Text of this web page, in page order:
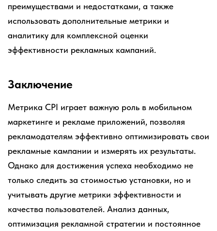
преимуществами и недостатками, а также
использовать дополнительные метрики и
аналитику для комплексной оценки
эффективности рекламных кампаний.
Заключение
Метрика CPI играет важную роль в мобильном
маркетинге и рекламе приложений, позволяя
рекламодателям эффективно оптимизировать свои
рекламные кампании и измерять их результаты.
Однако для достижения успеха необходимо не
только следить за стоимостью установки, но и
учитывать другие метрики эффективности и
качества пользователей. Анализ данных,
оптимизация рекламной стратегии и постоянное